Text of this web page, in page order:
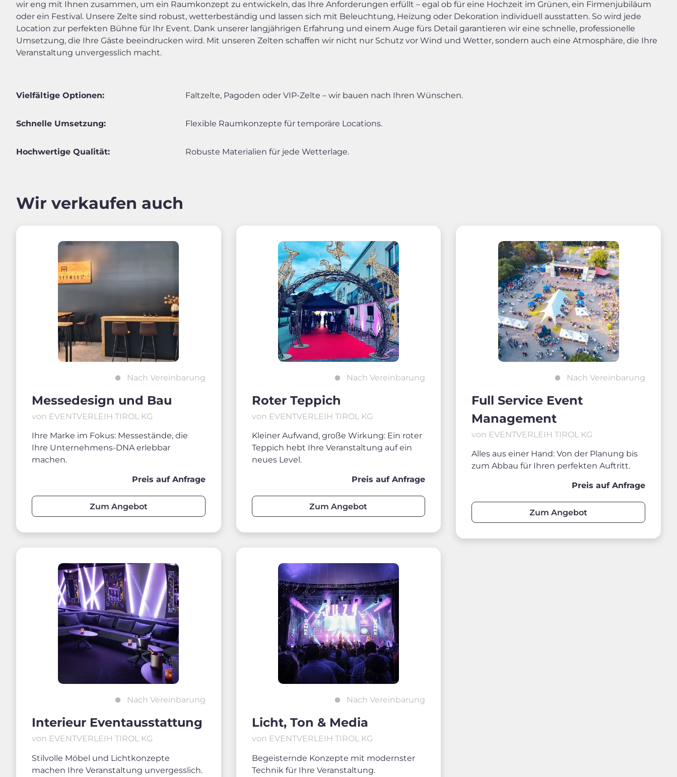
wir eng mit Ihnen zusammen, um ein Raumkonzept zu entwickeln, das Ihre Anforderungen erfüllt – egal ob für eine Hochzeit im Grünen, ein Firmenjubiläum
oder ein Festival. Unsere Zelte sind robust, wetterbeständig und lassen sich mit Beleuchtung, Heizung oder Dekoration individuell ausstatten. So wird jede
Location zur perfekten Bühne für Ihr Event. Dank unserer langjährigen Erfahrung und einem Auge fürs Detail garantieren wir eine schnelle, professionelle
Umsetzung, die Ihre Gäste beeindrucken wird. Mit unseren Zelten schaffen wir nicht nur Schutz vor Wind und Wetter, sondern auch eine Atmosphäre, die Ihre
Veranstaltung unvergesslich macht.
Vielfältige Optionen: Faltzelte, Pagoden oder VIP-Zelte – wir bauen nach Ihren Wünschen.
Schnelle Umsetzung: Flexible Raumkonzepte für temporäre Locations.
Hochwertige Qualität: Robuste Materialien für jede Wetterlage.
Wir verkaufen auch
Nach Vereinbarung
Messedesign und Bau
von EVENTVERLEIH TIROL KG
Ihre Marke im Fokus: Messestände, die
Ihre Unternehmens-DNA erlebbar
machen.
Preis auf Anfrage
Zum Angebot
Nach Vereinbarung
Roter Teppich
von EVENTVERLEIH TIROL KG
Kleiner Aufwand, große Wirkung: Ein roter
Teppich hebt Ihre Veranstaltung auf ein
neues Level.
Preis auf Anfrage
Zum Angebot
Nach Vereinbarung
Full Service Event
Management
von EVENTVERLEIH TIROL KG
Alles aus einer Hand: Von der Planung bis
zum Abbau für Ihren perfekten Auftritt.
Preis auf Anfrage
Zum Angebot
Nach Vereinbarung
Interieur Eventausstattung
von EVENTVERLEIH TIROL KG
Stilvolle Möbel und Lichtkonzepte
machen Ihre Veranstaltung unvergesslich.
Nach Vereinbarung
Licht, Ton & Media
von EVENTVERLEIH TIROL KG
Begeisternde Konzepte mit modernster
Technik für Ihre Veranstaltung.